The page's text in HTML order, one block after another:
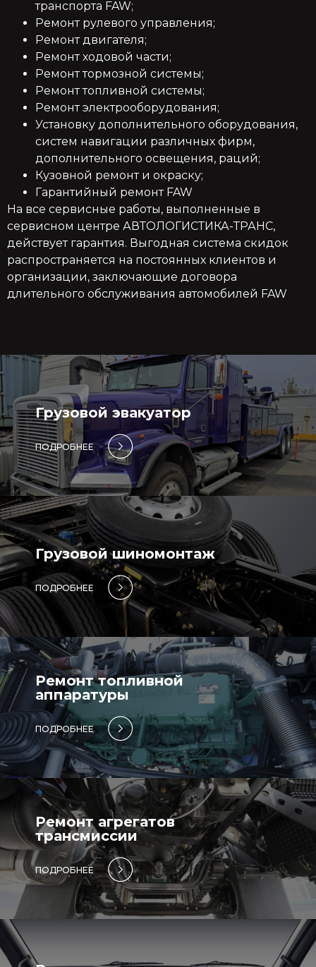
транспорта FAW;
Ремонт рулевого управления;
Ремонт двигателя;
Ремонт ходовой части;
Ремонт тормозной системы;
Ремонт топливной системы;
Ремонт электрооборудования;
Установку дополнительного оборудования,
систем навигации различных фирм,
дополнительного освещения, раций;
Кузовной ремонт и окраску;
Гарантийный ремонт FAW
На все сервисные работы, выполненные в
сервисном центре АВТОЛОГИСТИКА-ТРАНС,
действует гарантия. Выгодная система скидок
распространяется на постоянных клиентов и
организации, заключающие договора
длительного обслуживания автомобилей FAW
Грузовой эвакуатор
ПОДРОБНЕЕ
Грузовой шиномонтаж
ПОДРОБНЕЕ
Ремонт топливной
аппаратуры
ПОДРОБНЕЕ
Ремонт агрегатов
трансмиссии
ПОДРОБНЕЕ